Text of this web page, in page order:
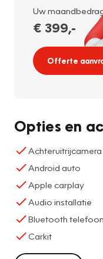
Uw
€ 399,-
Offerte
Opties en
Achteruitrijcamera
Android auto
Apple carplay
Audio installatie
Bluetooth
Carkit